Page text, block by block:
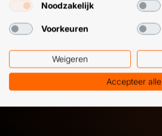
HULP OF ADVIES NODIG?
Klantenservice
+31 (0) 85 303
Noodzakelijk
Voorkeuren
Weigeren
Accepteer alle